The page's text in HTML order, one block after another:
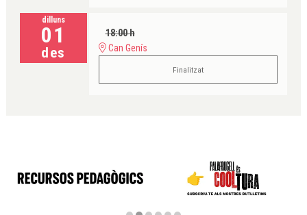
dilluns
01
des
18:00 h
Can Genís
Finalitzat